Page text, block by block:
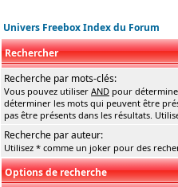
Univers Freebox Index du Forum
Rechercher
Recherche par mots-clés:
Vous pouvez utiliser AND pour
déterminer les mots qui peuvent être
pas être présents dans les résultats.
Recherche par auteur:
Utilisez * comme un joker pour des
Options de recherche